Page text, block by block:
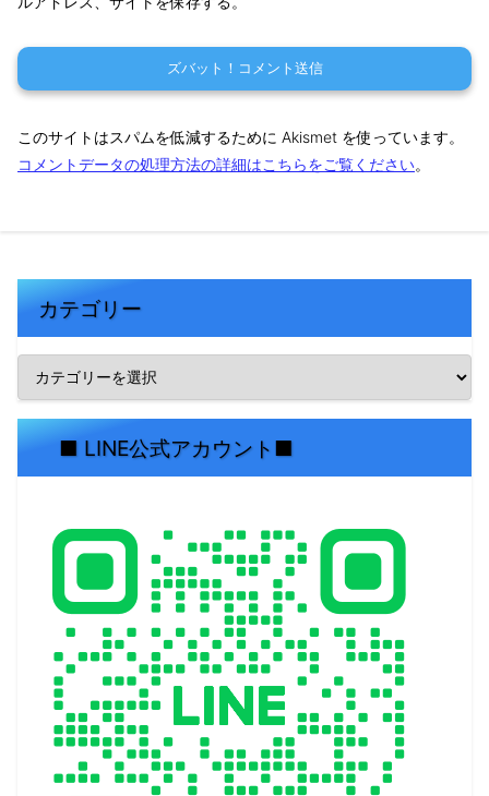
このサイトはスパムを低減するために Akismet を使っています。
コメントデータの処理方法の詳細はこちらをご覧ください。
カテゴリー
■ LINE公式アカウント■